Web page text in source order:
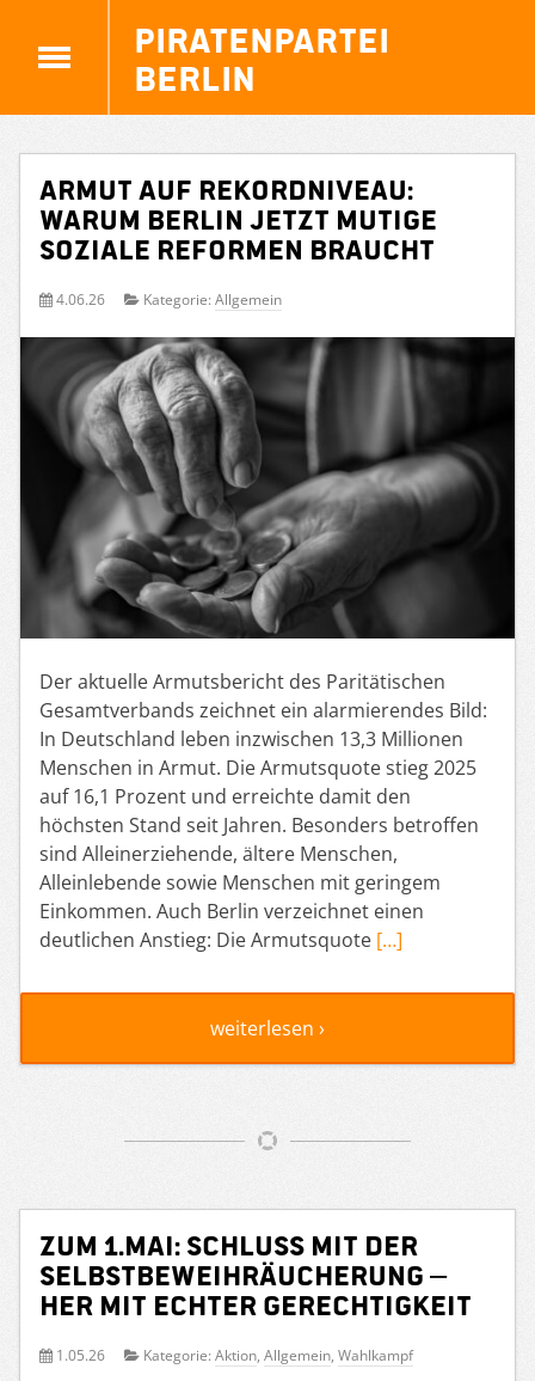
Piratenpartei
Berlin
Armut auf Rekordniveau:
Warum Berlin jetzt mutige
soziale Reformen braucht
4.06.26 Kategorie: Allgemein
Der aktuelle Armutsbericht des Paritätischen
Gesamtverbands zeichnet ein alarmierendes Bild:
In Deutschland leben inzwischen 13,3 Millionen
Menschen in Armut. Die Armutsquote stieg 2025
auf 16,1 Prozent und erreichte damit den
höchsten Stand seit Jahren. Besonders betroffen
sind Alleinerziehende, ältere Menschen,
Alleinlebende sowie Menschen mit geringem
Einkommen. Auch Berlin verzeichnet einen
deutlichen Anstieg: Die Armutsquote […]
weiterlesen ›
Zum 1.Mai: Schluss mit der
Selbstbeweihräucherung –
her mit echter Gerechtigkeit
1.05.26 Kategorie: Aktion, Allgemein, Wahlkampf